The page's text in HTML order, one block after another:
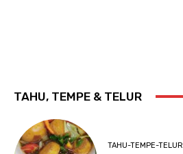
TAHU, TEMPE & TELUR
TAHU-TEMPE-TELUR